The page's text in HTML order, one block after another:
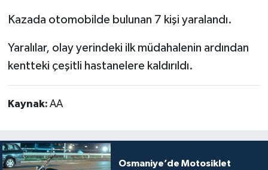
Kazada otomobilde bulunan 7 kişi yaralandı.
Yaralılar, olay yerindeki ilk müdahalenin ardından
kentteki çeşitli hastanelere kaldırıldı.
Kaynak: AA
Osmaniye’de Motosiklet